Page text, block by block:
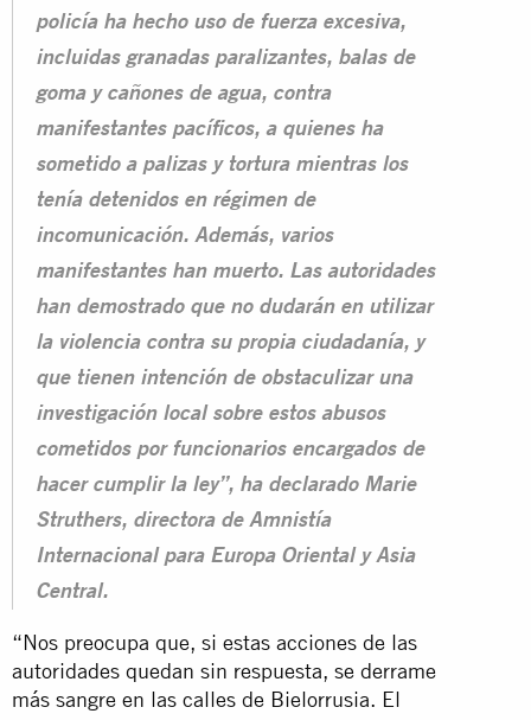
policía ha hecho uso de fuerza excesiva,
incluidas granadas paralizantes, balas de
goma y cañones de agua, contra
manifestantes pacíficos, a quienes ha
sometido a palizas y tortura mientras los
tenía detenidos en régimen de
incomunicación. Además, varios
manifestantes han muerto. Las autoridades
han demostrado que no dudarán en utilizar
la violencia contra su propia ciudadanía, y
que tienen intención de obstaculizar una
investigación local sobre estos abusos
cometidos por funcionarios encargados de
hacer cumplir la ley”, ha declarado Marie
Struthers, directora de Amnistía
Internacional para Europa Oriental y Asia
Central.
“Nos preocupa que, si estas acciones de las
autoridades quedan sin respuesta, se derrame
más sangre en las calles de Bielorrusia. El